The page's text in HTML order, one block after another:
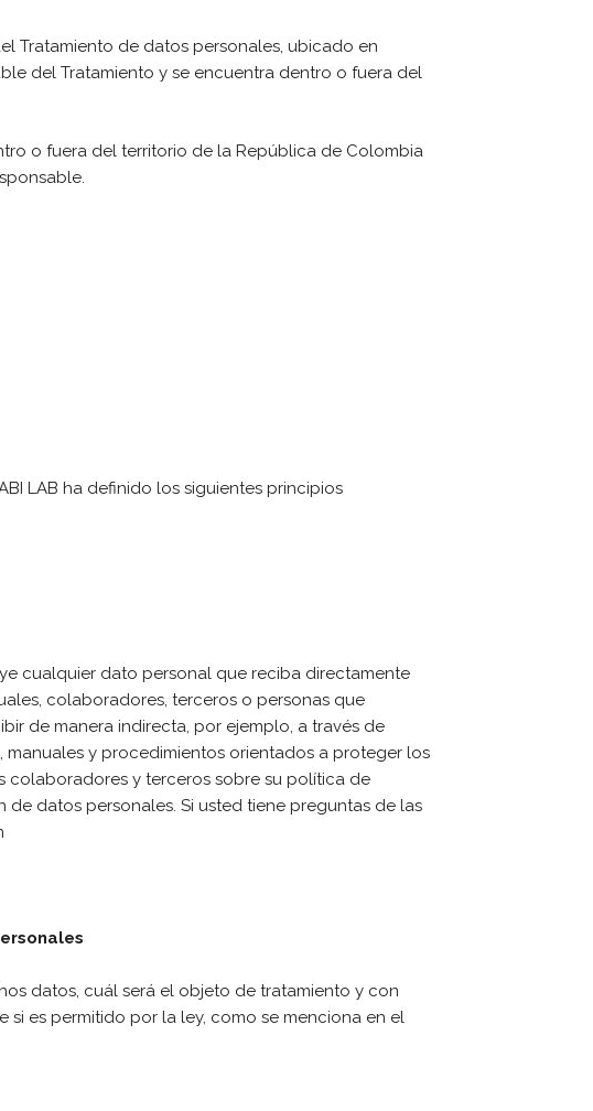
Tratamiento de datos personales, ubicado en
del Tratamiento y se encuentra dentro o fuera del
o fuera del territorio de la República de Colombia
LAB ha definido los siguientes principios
cualquier dato personal que reciba directamente
colaboradores, terceros o personas que
de manera indirecta, por ejemplo, a través de
y procedimientos orientados a proteger los
colaboradores y terceros sobre su política de
datos personales. Si usted tiene preguntas de las
datos, cuál será el objeto de tratamiento y con
es permitido por la ley, como se menciona en el